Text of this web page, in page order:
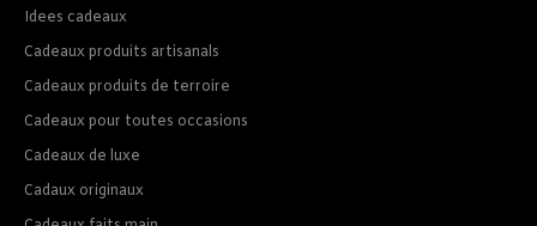
Idees cadeaux
Cadeaux produits artisanals
Cadeaux produits de terroire
Cadeaux pour toutes occasions
Cadeaux de luxe
Cadaux originaux